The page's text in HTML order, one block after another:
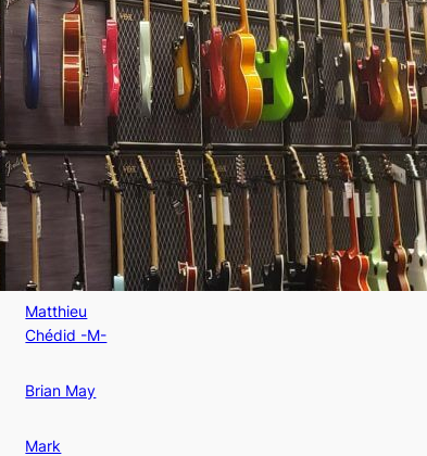
Eric Clapton
Taylor Swift
Bertignac
Ed Sheeran
John
Frusciante
Matthieu
Chédid -M-
Brian May
Mark